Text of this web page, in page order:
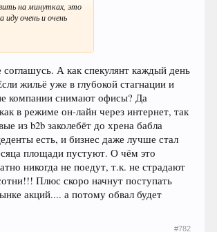
на минутках, это
очень и очень
А как спекулянт каждый день
жильё уже в глубокой стагнации и
компании снимают офисы? Да
в режиме он-лайн через интернет, так
из b2b заколебёт до хрена бабла
есть, и бизнес даже лучше стал
площади пустуют. О чём это
никогда не поедут, т.к. не страдают
Плюс скоро начнут поступать
акций.... а потому обвал будет
#782